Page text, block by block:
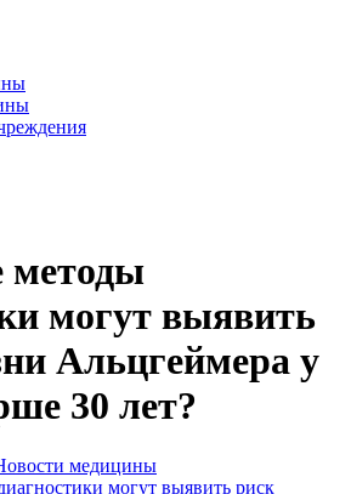
методы
могут выявить
Альцгеймера у
30 лет?
медицины